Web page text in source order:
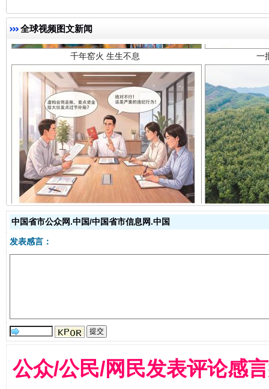
全球视频图文新闻
揭开“小金库”的免责幌子
中国省市公众网.中国/中国省市信息网.中国
发表感言：
公众/公民/网民发表评论感